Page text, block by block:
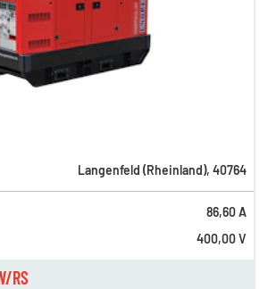
RS
Langenfeld (Rheinland), 40764
86,60 A
400,00 V